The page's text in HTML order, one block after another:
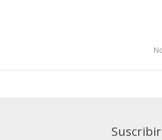
Suscribir